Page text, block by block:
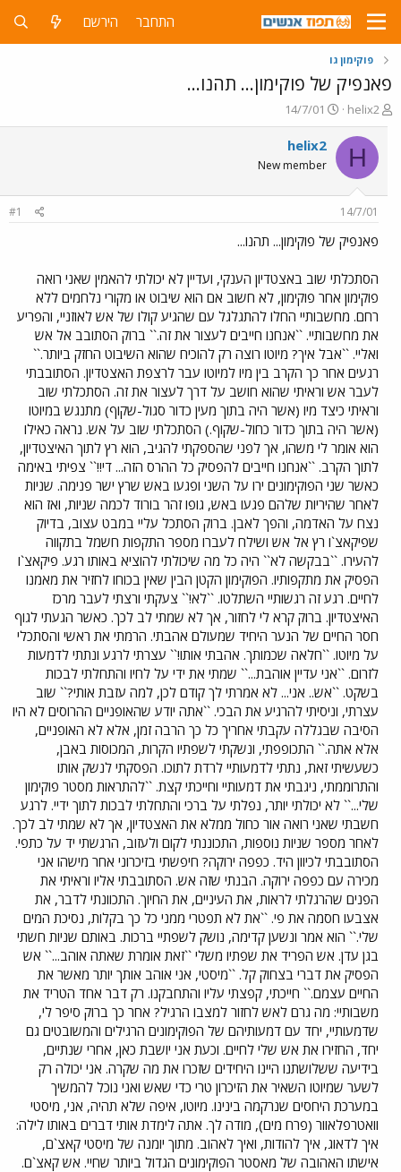
התחבר הירשם
פוקימון גו
פאנפיק של פוקימון... תהנו...
פ
ו
ת
ח
ה
ש
א
helix2
פ
ו
ר
ם
ר
14/7/01
H
helix2
New member
14/7/01
#1
פאנפיק של פוקימון... תהנו...
הסתכלתי שוב באצטדיון הענקי, ועדיין לא יכולתי להאמין שאני רואה
פוקימון אחר פוקימון, לא חשוב אם הוא שיבוט או מקורי נלחמים ללא
רחם. מחשבותיי החלו להתגלגל עם שהגיע קולו של אש לאוזניי, והפריע
את מחשבותיי. ``אנחנו חייבים לעצור את זה.`` ברוק הסתובב אל אש
ואליי. ``אבל איך? מיוטו רוצה רק להוכיח שהוא השיבוט החזק ביותר.``
רגעים אחר כך הקרב בין מיו למיוטו עבר לרצפת האצטדיון. הסתובבתי
לעבר אש וראיתי שהוא חושב על דרך לעצור את זה. הסתכלתי שוב
וראיתי כיצד מיו (אשר היה בתוך מעין כדור סגול-שקוף) מתנגש במיוטו
(אשר היה בתוך כדור כחול-שקוף.) הסתכלתי שוב על אש. נראה כאילו
הוא אומר לי משהו, אך לפני שהספקתי להגיב, הוא רץ לתוך האיצטדיון,
לתוך הקרב. ``אנחנו חייבים להפסיק כל ההרס הזה... די!!`` צפיתי באימה
כאשר שני הפוקימונים ירו על השני ופגעו באש שרץ ישר פנימה. שניות
לאחר שהיריות שלהם פגעו באש, גופו זהר בורוד לכמה שניות, ואז הוא
נצח על האדמה, והפך לאבן. ברוק הסתכל עליי במבט עצוב, בדיוק
שפיקאצ`ו רץ אל אש ושילח לעברו מספר התקפות חשמל בתקווה
להעירו. ``בבקשה לא`` היה כל מה שיכולתי להוציא באותו רגע. פיקאצ`ו
הפסיק את מתקפותיו. הפוקימון הקטן הבין שאין בכוחו לחזיר את מאמנו
לחיים. רגע זה רגשותיי השתלטו. ``לא!`` צעקתי ורצתי לעבר מרכז
האיצטדיון. ברוק קרא לי לחזור, אך לא שמתי לב לכך. כאשר הגעתי לגוף
חסר החיים של הנער היחיד שמעולם אהבתי. הרמתי את ראשי והסתכלי
על מיוטו. ``חלאה שכמותך. אהבתי אותו!`` עצרתי לרגע ונתתי לדמעות
לזרום. ``אני עדיין אוהבת...`` שמתי את ידי על לחיו והתחלתי לבכות
בשקט. ``אש.. אני... לא אמרתי לך קודם לכן, למה עזבת אותי?`` שוב
עצרתי, וניסיתי להרגיע את הבכי. ``אתה יודע שהאופניים ההרוסים לא היו
הסיבה שבגללה עקבתי אחריך כל כך הרבה זמן, אלא לא האופניים,
אלא אתה.`` התכופפתי, ונשקתי לשפתיו הקרות, המכוסות באבן,
כשעשיתי זאת, נתתי לדמעותיי לרדת לתוכו. הפסקתי לנשק אותו
והתרוממתי, ניגבתי את דמעותיי וחייכתי קצת. ``להתראות מסטר פוקימון
שלי...`` לא יכולתי יותר, נפלתי על ברכי והתחלתי לבכות לתוך ידיי. לרגע
חשבתי שאני רואה אור כחול ממלא את האצטדיון, אך לא שמתי לב לכך.
לאחר מספר שניות נוספות, התכוננתי לקום ולעזוב, הרגשתי יד על כתפי.
הסתובבתי לכיוון היד. כפפה ירוקה? חיפשתי בזיכרוני אחר מישהו אני
מכירה עם כפפה ירוקה. הבנתי שזה אש. הסתובבתי אליו וראיתי את
הפנים שהרגלתי לראות, את העיניים, את החיוך. התכוונתי לדבר, את
אצבעו חסמה את פי. ``את לא תפטרי ממני כל כך בקלות, נסיכת המים
שלי.`` הוא אמר ונשען קדימה, נושק לשפתיי ברכות. באותם שניות חשתי
בגן עדן. אש הפריד את שפתיו משלי ``זאת אומרת שאתה אוהב...`` אש
הפסיק את דברי בצחוק קל. ``מיסטי, אני אוהב אותך יותר מאשר את
החיים עצמם.`` חייכתי, קפצתי עליו והתחבקנו. רק דבר אחד הטריד את
משבותיי: מה גרם לאש לחזור למצבו הרגיל? אחר כך ברוק סיפר לי,
שדמעותיי, יחד עם דמעותיהם של הפוקימונים הרגילים והמשובטים גם
יחד, החזירו את אש שלי לחיים. וכעת אני יושבת כאן, אחרי שנתיים,
בידיעה ששלושתנו היינו היחידים שזכרו את מה שקרה. אני יכולה רק
לשער שמיוטו השאיר את הזיכרון טרי כדי שאש ואני נוכל להמשיך
במערכת היחסים שנרקמה בינינו. מיוטו, איפה שלא תהיה, אני, מיסטי
וואטרפלאוור (פרח מים), מודה לך. אתה לימדת אותי דברים באותו לילה:
איך לדאוג, איך להודות, ואיך לאהוב. מתוך יומנה של מיסטי קאצ`ם,
אישתו האהובה של מאסטר הפוקימונים הגדול ביותר שחיי. אש קאצ`ם.